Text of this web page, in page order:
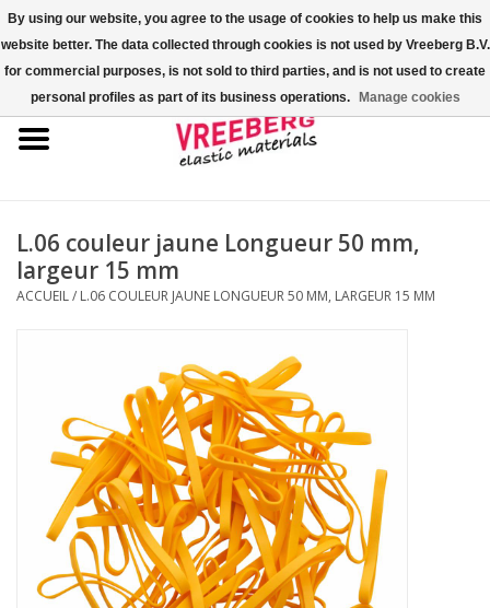
0 Articles - €0,00
Accueil
Élastiques colorés
Corde élastique
Élastiques en croix ou en H
Fastfix
Élastique noué
Offre élastiques noirs !
L.06 couleur jaune Longueur 50 mm,
largeur 15 mm
ACCUEIL/ L.06 COULEUR JAUNE LONGUEUR 50 MM, LARGEUR 15 MM
By using our website, you agree to the usage of cookies to help us make this
website better. The data collected through cookies is not used by Vreeberg B.V.
for commercial purposes, is not sold to third parties, and is not used to create
personal profiles as part of its business operations.
Manage cookies